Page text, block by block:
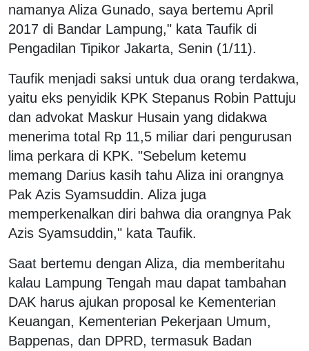
namanya Aliza Gunado, saya bertemu April
2017 di Bandar Lampung," kata Taufik di
Pengadilan Tipikor Jakarta, Senin (1/11).
Taufik menjadi saksi untuk dua orang terdakwa,
yaitu eks penyidik KPK Stepanus Robin Pattuju
dan advokat Maskur Husain yang didakwa
menerima total Rp 11,5 miliar dari pengurusan
lima perkara di KPK. "Sebelum ketemu
memang Darius kasih tahu Aliza ini orangnya
Pak Azis Syamsuddin. Aliza juga
memperkenalkan diri bahwa dia orangnya Pak
Azis Syamsuddin," kata Taufik.
Saat bertemu dengan Aliza, dia memberitahu
kalau Lampung Tengah mau dapat tambahan
DAK harus ajukan proposal ke Kementerian
Keuangan, Kementerian Pekerjaan Umum,
Bappenas, dan DPRD, termasuk Badan